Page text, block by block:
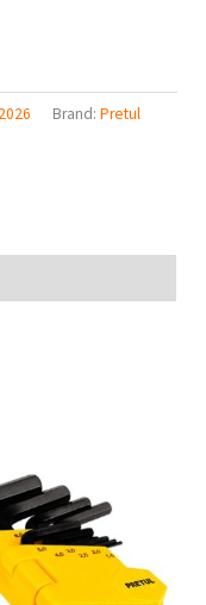
Brand: Pretul